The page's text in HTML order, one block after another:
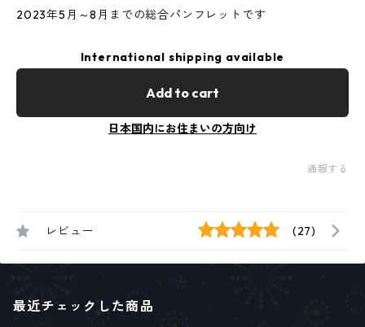
2023年5月～8月までの総合パンフレットです
International shipping available
Add to cart
日本国内にお住まいの方向け
通報する
レビュー (27)
最近チェックした商品